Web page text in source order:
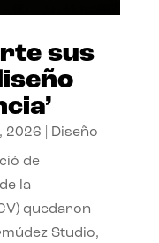
sus
2026 Diseño
de
la
quedaron
Studio,